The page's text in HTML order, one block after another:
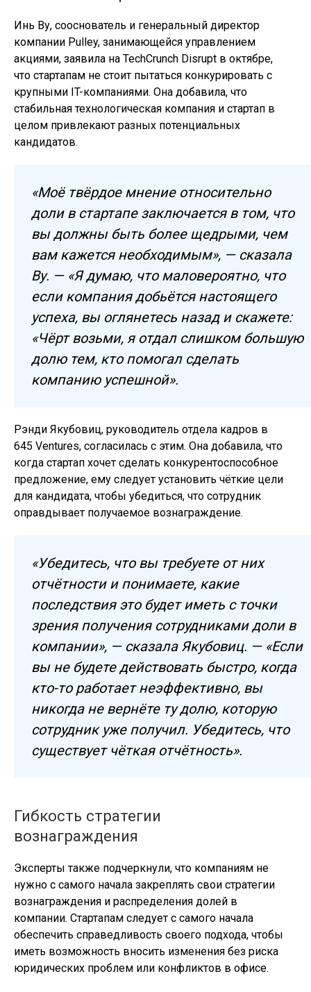
Инь Ву, сооснователь и генеральный директор
компании Pulley, занимающейся управлением
акциями, заявила на TechCrunch Disrupt в октябре,
что стартапам не стоит пытаться конкурировать с
крупными IT-компаниями. Она добавила, что
стабильная технологическая компания и стартап в
целом привлекают разных потенциальных
кандидатов.
«Моё твёрдое мнение относительно
доли в стартапе заключается в том, что
вы должны быть более щедрыми, чем
вам кажется необходимым», — сказала
Ву. — «Я думаю, что маловероятно, что
если компания добьётся настоящего
успеха, вы оглянетесь назад и скажете:
«Чёрт возьми, я отдал слишком большую
долю тем, кто помогал сделать
компанию успешной».
Рэнди Якубовиц, руководитель отдела кадров в
645 Ventures, согласилась с этим. Она добавила, что
когда стартап хочет сделать конкурентоспособное
предложение, ему следует установить чёткие цели
для кандидата, чтобы убедиться, что сотрудник
оправдывает получаемое вознаграждение.
«Убедитесь, что вы требуете от них
отчётности и понимаете, какие
последствия это будет иметь с точки
зрения получения сотрудниками доли в
компании», — сказала Якубовиц. — «Если
вы не будете действовать быстро, когда
кто-то работает неэффективно, вы
никогда не вернёте ту долю, которую
сотрудник уже получил. Убедитесь, что
существует чёткая отчётность».
Гибкость стратегии
вознаграждения
Эксперты также подчеркнули, что компаниям не
нужно с самого начала закреплять свои стратегии
вознаграждения и распределения долей в
компании. Стартапам следует с самого начала
обеспечить справедливость своего подхода, чтобы
иметь возможность вносить изменения без риска
юридических проблем или конфликтов в офисе.